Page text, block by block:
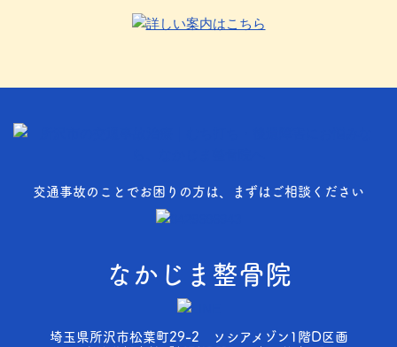
交通事故のことでお困りの方は、まずはご相談ください
なかじま整骨院
埼玉県所沢市松葉町29-2 ソシアメゾン1階D区画